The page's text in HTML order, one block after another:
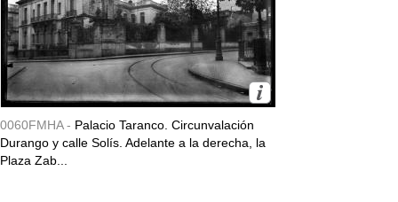
0060FMHA - Palacio Taranco. Circunvalación
Durango y calle Solís. Adelante a la derecha, la
Plaza Zab...